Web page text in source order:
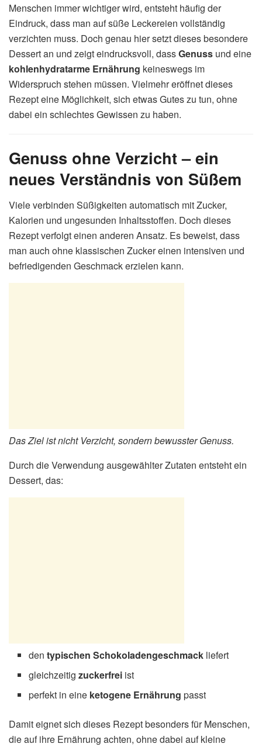
Menschen immer wichtiger wird, entsteht häufig der
Eindruck, dass man auf süße Leckereien vollständig
verzichten muss. Doch genau hier setzt dieses besondere
Dessert an und zeigt eindrucksvoll, dassGenuss und eine
kohlenhydratarme Ernährung keineswegs im
Widerspruch stehen müssen. Vielmehr eröffnet dieses
Rezept eine Möglichkeit, sich etwas Gutes zu tun, ohne
dabei ein schlechtes Gewissen zu haben.
Genuss ohne Verzicht – ein
neues Verständnis von Süßem
Viele verbinden Süßigkeiten automatisch mit Zucker,
Kalorien und ungesunden Inhaltsstoffen. Doch dieses
Rezept verfolgt einen anderen Ansatz. Es beweist, dass
man auch ohne klassischen Zucker einen intensiven und
befriedigenden Geschmack erzielen kann.
Das Ziel ist nicht Verzicht, sondern bewusster Genuss.
Durch die Verwendung ausgewählter Zutaten entsteht ein
Dessert, das:
dentypischen Schokoladengeschmack liefert
gleichzeitigzuckerfrei ist
perfekt in eine ketogene Ernährung passt
Damit eignet sich dieses Rezept besonders für Menschen,
die auf ihre Ernährung achten, ohne dabei auf kleine